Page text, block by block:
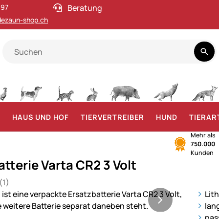
shop.ch
Beratung
HAUS UND HOF TIERVERTREIBER HUND
Mehr als
750.000
Kunden
Varta CR2 3 Volt
5 (1 Bewertungen)
(1)